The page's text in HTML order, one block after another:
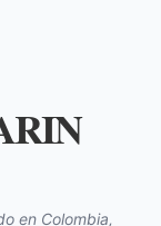
en Colombia,